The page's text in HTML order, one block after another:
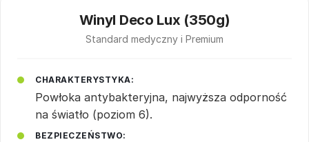
Winyl Deco Lux (350g)
Standard medyczny i Premium
CHARAKTERYSTYKA:
Powłoka antybakteryjna, najwyższa odporność
na światło (poziom 6).
BEZPIECZEŃSTWO: